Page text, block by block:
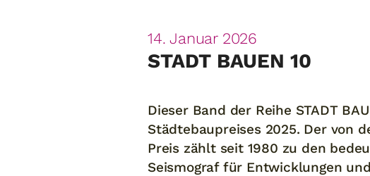
14. Januar 2026
STADT BAUEN 10
Dieser Band der Reihe STADT
Städtebaupreises 2025. Der von
Preis zählt seit 1980 zu den
Seismograf für Entwicklungen